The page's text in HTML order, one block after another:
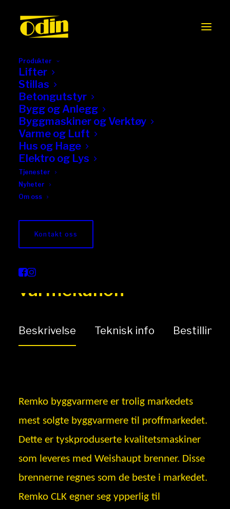
Produkter
Lifter
Stillas
Betongutstyr
Bygg og Anlegg
Byggmaskiner og Verktøy
Varme og Luft
Hus og Hage
Elektro og Lys
Tjenester
Nyheter
Om oss
Kontakt oss
Remko CLK diesel
varmekanon
Beskrivelse Teknisk info Bestilling
Remko byggvarmere er trolig markedets
mest solgte byggvarmere til proffmarkedet.
Dette er tyskproduserte kvalitetsmaskiner
som leveres med Weishaupt brenner. Disse
brennerne regnes som de beste i markedet.
Remko CLK egner seg ypperlig til